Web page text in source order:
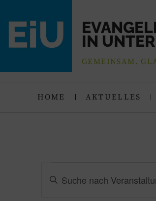
IN
GEMEINSAM.
HOME AKTUELLES
Veranstaltungen
Suche
Schlüsselwort